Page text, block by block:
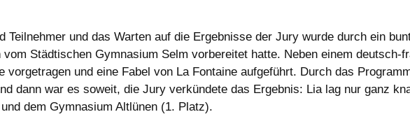
Teilnehmer und das Warten auf die Ergebnisse der Jury wurde durch ein
Städtischen Gymnasium Selm vorbereitet hatte. Neben einem deutsch-
und eine Fabel von La Fontaine aufgeführt. Durch das
dann war es soweit, die Jury verkündete das Ergebnis: Lia lag nur ganz
dem Gymnasium Altlünen (1. Platz).